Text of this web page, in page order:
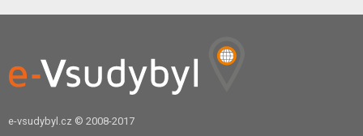
e-vsudybyl.cz © 2008-2017